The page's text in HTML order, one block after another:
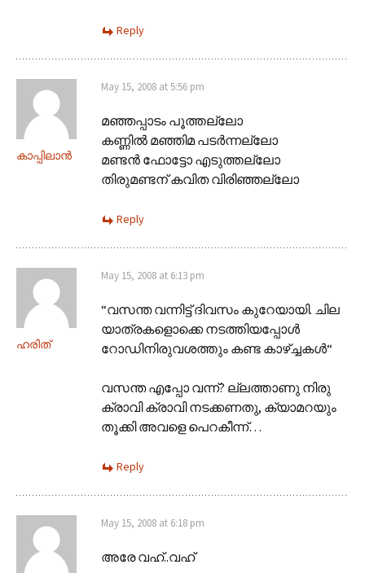
Reply
കാപ്പിലാന്‍
May 15, 2008 at 5:56 pm
മഞ്ഞപ്പാടം പൂത്തല്ലോ
കണ്ണില്‍ മഞ്ഞിമ പടര്‍ന്നല്ലോ
മണ്ടന്‍ ഫോട്ടോ എടുത്തല്ലോ
തിരുമണ്ടന് കവിത വിരിഞ്ഞല്ലോ
Reply
ഹരിത്
May 15, 2008 at 6:13 pm
“വസന്ത വന്നിട്ട് ദിവസം കുറേയായി. ചില
യാത്രകളൊക്കെ നടത്തിയപ്പോള്‍
റോഡിനിരുവശത്തും കണ്ട കാഴ്ച്ചകള്‍“
വസന്ത എപ്പോ വന്ന്? ല്ലത്താണു നിരു
ക്രാവി ക്രാവി നടക്കണതു, ക്യാമറയും
തൂക്കി അവളെ പെറകീന്ന്…
Reply
May 15, 2008 at 6:18 pm
അരേ വഹ്..വഹ്